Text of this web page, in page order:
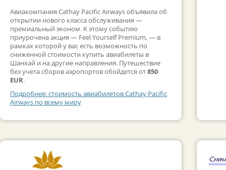
Авиакомпания Cathay Pacific Airways объявила об
открытии нового класса обслуживания —
премиальный эконом. К этому событию
приурочена акция — Feel Yourself Premium, — в
рамках которой у вас есть возможность по
сниженной стоимости купить авиабилеты в
Шанхай и на другие направления. Путешествие
без учета сборов аэропортов обойдется от850
EUR.
Подробнее: стоимость авиабилетов Cathay Pacific
Airways по всему миру